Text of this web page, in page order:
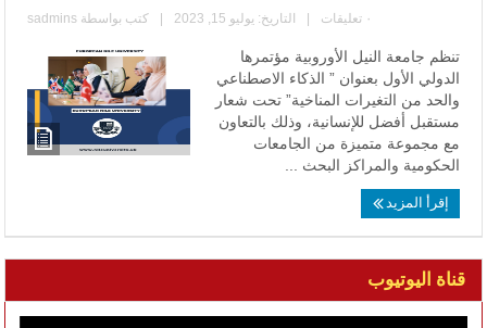
كتب بواسطة sadmins | التاريخ: يوليو 15, 2023 | ٠ تعليقات
تنظم جامعة النيل الأوروبية مؤتمرها
الدولي الأول بعنوان ” الذكاء الاصطناعي
والحد من التغيرات المناخية” تحت شعار
مستقبل أفضل للإنسانية، وذلك بالتعاون
مع مجموعة متميزة من الجامعات
الحكومية والمراكز البحث ...
إقرأ المزيد
قناة اليوتيوب